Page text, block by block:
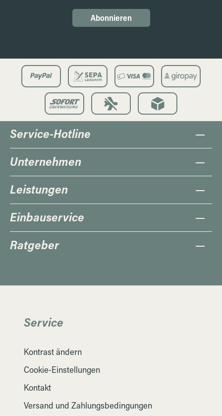
Abonnieren
Service-Hotline
Unternehmen
Leistungen
Einbauservice
Ratgeber
Service
Kontrast ändern
Cookie-Einstellungen
Kontakt
Versand und Zahlungsbedingungen